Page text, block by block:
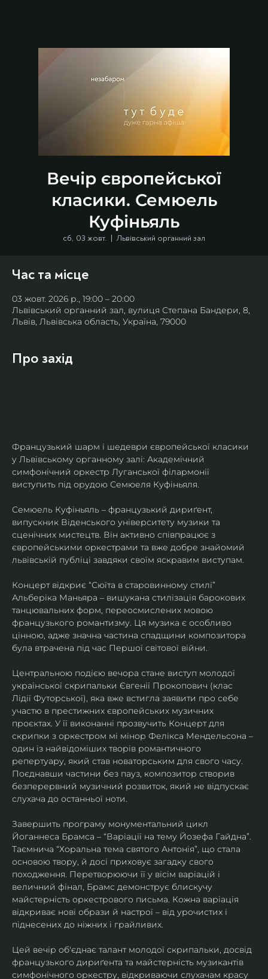
Вечір європейської
класики. Семюель
Куфіньяль
сб, 03 жовт.
  |
Львівський органний зал
Час та місце
03 жовт. 2026 р., 19:00 – 20:00
Львівський органний зал, вулиця Степана Бандери, 8,
Львів, Львівська область, Україна, 79000
Про захід
Французький шарм і шедеври європейської класики
у Львівському органному залі: Академічний
симфонічний оркестр Луганської філармонії
виступить під орудою Семюеля Куфіньяля.
Семюель Куфіньяль – французький дириґент,
випускник Віденського університету музики та
сценічних мистецтв. Він активно співпрацює з
європейськими оркестрами та вже добре знайомий
львівській публіці завдяки своїм яскравим виступам.
Концерт відкриє “Сюїта в старовинному стилі”
Альберіка Маньяра – вишукана стилізація барокових
танцювальних форм, переосмислених мовою
французького романтизму. Ця музика є особливо
цінною, адже значна частина спадщини композитора
була втрачена під час Першої світової війни.
Центральною подією вечора стане виступ молодої
української скрипальки Євгенії Прокопович (клас
Лідії Футорської), яка вже встигла заявити про себе
участю в престижних європейських музичних
проєктах. У її виконанні прозвучить Концерт для
скрипки з оркестром мі мінор Фелікса Мендельсона –
один із найвідоміших творів романтичного
репертуару, який став новаторським для свого часу.
Поєднавши частини без пауз, композитор створив
безперервний музичний розвиток, який не відпускає
слухача до останньої ноти.
Завершить програму монументальний цикл
Йоганнеса Брамса – “Варіації на тему Йозефа Гайдна”.
Таємнича “Хоральна тема святого Антонія”, що стала
основою твору, й досі приховує загадку свого
походження. Перетворюючи її у вісім варіацій і
величний фінал, Брамс демонструє блискучу
майстерність оркестрового письма. Кожна варіація
відкриває нові образи й настрої – від урочистих і
піднесених до ніжних і грайливих.
Цей вечір об'єднає талант молодої скрипальки, досвід
французького дириґента та майстерність музикантів
симфонічного оркестру, відкриваючи слухачам красу